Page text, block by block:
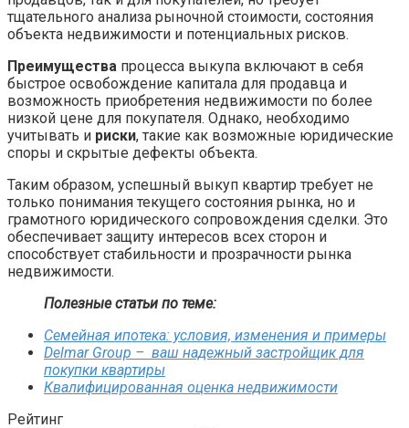
тщательного анализа рыночной стоимости, состояния
объекта недвижимости и потенциальных рисков.
Преимущества процесса выкупа включают в себя
быстрое освобождение капитала для продавца и
возможность приобретения недвижимости по более
низкой цене для покупателя. Однако, необходимо
учитывать и риски, такие как возможные юридические
споры и скрытые дефекты объекта.
Таким образом, успешный выкуп квартир требует не
только понимания текущего состояния рынка, но и
грамотного юридического сопровождения сделки. Это
обеспечивает защиту интересов всех сторон и
способствует стабильности и прозрачности рынка
недвижимости.
Полезные статьи по теме:
Семейная ипотека: условия, изменения и примеры
Delmar Group – ваш надежный застройщик для
покупки квартиры
Квалифицированная оценка недвижимости
Рейтинг